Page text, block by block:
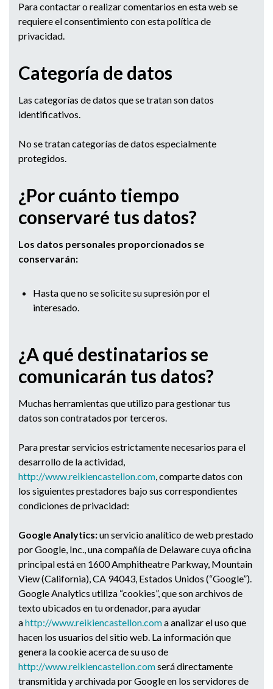
Para contactar o realizar comentarios en esta web se
requiere el consentimiento con esta política de
privacidad.
Categoría de datos
Las categorías de datos que se tratan son datos
identificativos.
No se tratan categorías de datos especialmente
protegidos.
¿Por cuánto tiempo
conservaré tus datos?
Los datos personales proporcionados se
conservarán:
Hasta que no se solicite su supresión por el
interesado.
¿A qué destinatarios se
comunicarán tus datos?
Muchas herramientas que utilizo para gestionar tus
datos son contratados por terceros.
Para prestar servicios estrictamente necesarios para el
desarrollo de la actividad,
http://www.reikiencastellon.com, comparte datos con
los siguientes prestadores bajo sus correspondientes
condiciones de privacidad:
Google Analytics:un servicio analítico de web prestado
por Google, Inc., una compañía de Delaware cuya oficina
principal está en 1600 Amphitheatre Parkway, Mountain
View (California), CA 94043, Estados Unidos (“Google”).
Google Analytics utiliza “cookies”, que son archivos de
texto ubicados en tu ordenador, para ayudar
ahttp://www.reikiencastellon.coma analizar el uso que
hacen los usuarios del sitio web. La información que
genera la cookie acerca de su uso de
http://www.reikiencastellon.comserá directamente
transmitida y archivada por Google en los servidores de